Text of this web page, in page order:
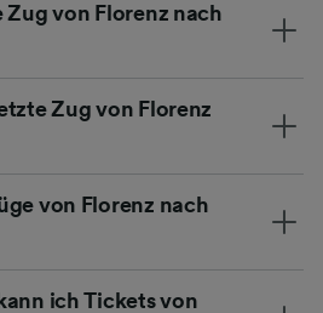
von Florenz nach
Zug von Florenz
von Florenz nach
ich Tickets von